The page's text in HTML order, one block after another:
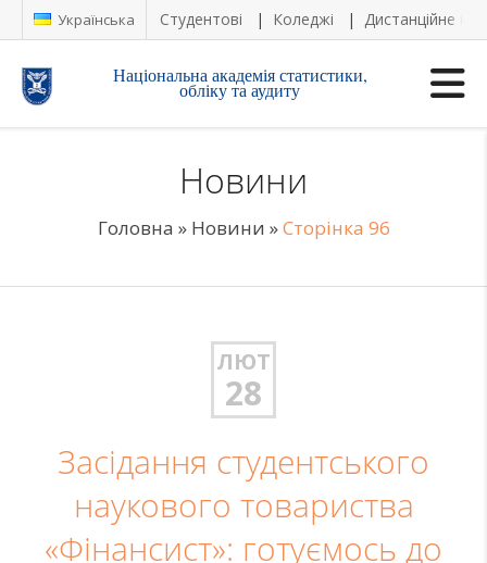
Українська Студентові Коледжі Дистанційне
Національна академія статистики,
обліку та аудиту
Новини
Головна » Новини »Сторінка 96
ЛЮТ
28
Засідання студентського
наукового товариства
«Фінансист»: готуємось до